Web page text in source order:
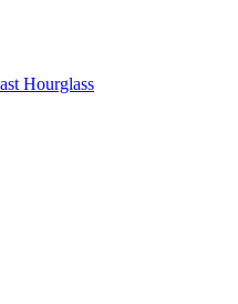
Hourglass